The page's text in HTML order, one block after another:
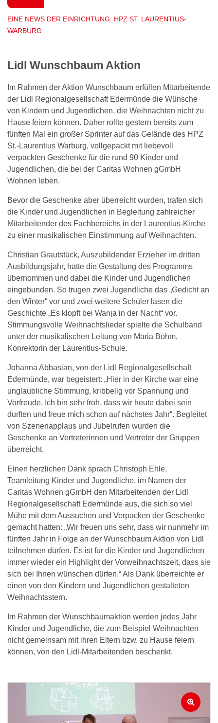
EINE NEWS DER EINRICHTUNG: HPZ ST. LAURENTIUS-
WARBURG
Lidl Wunschbaum Aktion
Im Rahmen der Aktion Wunschbaum erfüllen Mitarbeitende
der Lidl Regionalgesellschaft Edermünde die Wünsche
von Kindern und Jugendlichen, die Weihnachten nicht zu
Hause feiern können. Daher rollte gestern bereits zum
fünften Mal ein großer Sprinter auf das Gelände des HPZ
St.-Laurentius Warburg, vollgepackt mit liebevoll
verpackten Geschenke für die rund 90 Kinder und
Jugendlichen, die bei der Caritas Wohnen gGmbH
Wohnen leben.
Bevor die Geschenke aber überreicht wurden, trafen sich
die Kinder und Jugendlichen in Begleitung zahlreicher
Mitarbeitender des Fachbereichs in der Laurentius-Kirche
zu einer musikalischen Einstimmung auf Weihnachten.
Christian Grautstück, Auszubildender Erzieher im dritten
Ausbildungsjahr, hatte die Gestaltung des Programms
übernommen und dabei die Kinder und Jugendlichen
eingebunden. So trugen zwei Jugendliche das „Gedicht an
den Winter“ vor und zwei weitere Schüler lasen die
Geschichte „Es klopft bei Wanja in der Nacht“ vor.
Stimmungsvolle Weihnachtslieder spielte die Schulband
unter der musikalischen Leitung von Maria Böhm,
Konrektorin der Laurentius-Schule.
Johanna Abbasian, von der Lidl Regionalgesellschaft
Edermünde, war begeistert: „Hier in der Kirche war eine
unglaubliche Stimmung, kribbelig vor Spannung und
Vorfreude. Ich bin sehr froh, dass wir heute dabei sein
durften und freue mich schon auf nächstes Jahr“. Begleitet
von Szenenapplaus und Jubelrufen wurden die
Geschenke an Vertreterinnen und Vertreter der Gruppen
überreicht.
Einen herzlichen Dank sprach Christoph Ehle,
Teamleitung Kinder und Jugendliche, im Namen der
Caritas Wohnen gGmbH den Mitarbeitenden der Lidl
Regionalgesellschaft Edermünde aus, die sich so viel
Mühe mit dem Aussuchen und Verpacken der Geschenke
gemacht hatten: „Wir freuen uns sehr, dass wir nunmehr im
fünften Jahr in Folge an der Wunschbaum Aktion von Lidl
teilnehmen dürfen. Es ist für die Kinder und Jugendlichen
immer wieder ein Highlight der Vorweihnachtszeit, dass sie
sich bei Ihnen wünschen dürfen.“ Als Dank überreichte er
einen von den Kindern und Jugendlichen gestalteten
Weihnachtsstern.
Im Rahmen der Wunschbaumaktion werden jedes Jahr
Kinder und Jugendliche, die zum Beispiel Weihnachten
nicht gemeinsam mit ihren Eltern bzw. zu Hause feiern
können, von den Lidl-Mitarbeitenden beschenkt.